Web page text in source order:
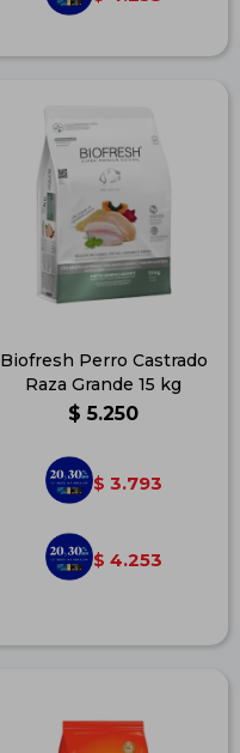
Biofresh Perro Castrado
Raza Grande 15 kg
$ 5.250
$ 3.793
$ 4.253